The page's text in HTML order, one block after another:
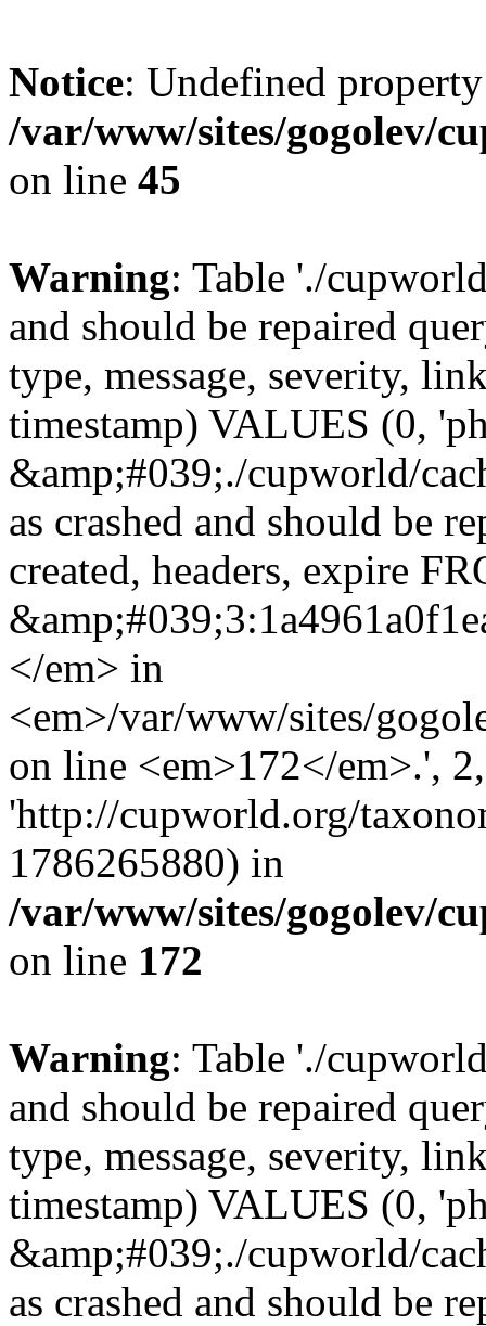
Notice: Undefined
/var/www/sites/gogolev/
on line 45
Warning: Table './
and should be repaired
type, message, severity,
timestamp) VALUES (0,
&amp;#039;./cupworld/
as crashed and should be
created, headers, expire
</em> in
<em>/var/www/sites/
on line <em>172</em>.',
'http://cupworld.org/
1786265880) in
/var/www/sites/gogolev/
on line 172
Warning: Table './
and should be repaired
type, message, severity,
timestamp) VALUES (0,
&amp;#039;./cupworld/
as crashed and should be